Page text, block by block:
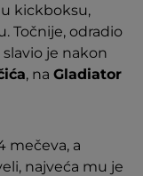
kickboksu,
Točnije, odradio
je nakon
, na Gladiator
mečeva, a
najveća mu je